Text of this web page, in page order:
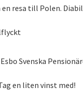
resa till Polen.
Svenska
en liten vinst med!